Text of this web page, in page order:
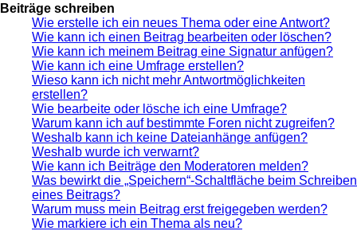
Beiträge schreiben
Wie erstelle ich ein neues Thema oder eine Antwort?
Wie kann ich einen Beitrag bearbeiten oder löschen?
Wie kann ich meinem Beitrag eine Signatur anfügen?
Wie kann ich eine Umfrage erstellen?
Wieso kann ich nicht mehr Antwortmöglichkeiten
erstellen?
Wie bearbeite oder lösche ich eine Umfrage?
Warum kann ich auf bestimmte Foren nicht zugreifen?
Weshalb kann ich keine Dateianhänge anfügen?
Weshalb wurde ich verwarnt?
Wie kann ich Beiträge den Moderatoren melden?
Was bewirkt die „Speichern“-Schaltfläche beim Schreiben
eines Beitrags?
Warum muss mein Beitrag erst freigegeben werden?
Wie markiere ich ein Thema als neu?